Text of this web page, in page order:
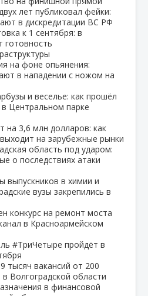
лет публиковал фейки:
в дискредитации ВС РФ
к 1 сентября: в
готовность
на фоне опьянения:
в нападении с ножом на
и веселье: как прошёл
в Центральном парке
на 3,6 млн долларов: как
на зарубежные рынки
область под ударом:
о последствиях атаки
выпускников в химии и
вузы закрепились в
конкурс на ремонт моста
в Красноармейском
#ТриЧетыре пройдёт в
тысяч вакансий от 200
Волгоградской области
в финансовой